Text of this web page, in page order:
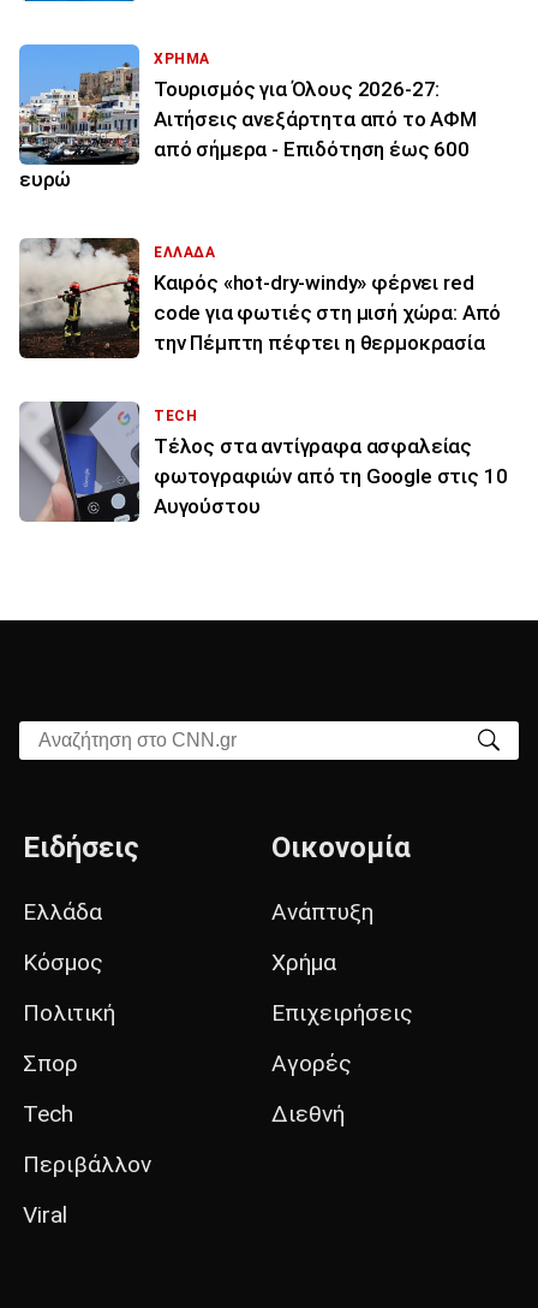
ΧΡΗΜΑ
Τουρισμός για Όλους 2026-27:
Αιτήσεις ανεξάρτητα από το ΑΦΜ
από σήμερα - Επιδότηση έως 600
ευρώ
ΕΛΛΑΔΑ
Καιρός «hot-dry-windy» φέρνει red
code για φωτιές στη μισή χώρα: Από
την Πέμπτη πέφτει η θερμοκρασία
TECH
Τέλος στα αντίγραφα ασφαλείας
φωτογραφιών από τη Google στις 10
Αυγούστου
Αναζήτηση στο CNN.gr
Ειδήσεις
Ελλάδα
Κόσμος
Πολιτική
Σπορ
Tech
Περιβάλλον
Viral
Οικονομία
Ανάπτυξη
Χρήμα
Επιχειρήσεις
Αγορές
Διεθνή